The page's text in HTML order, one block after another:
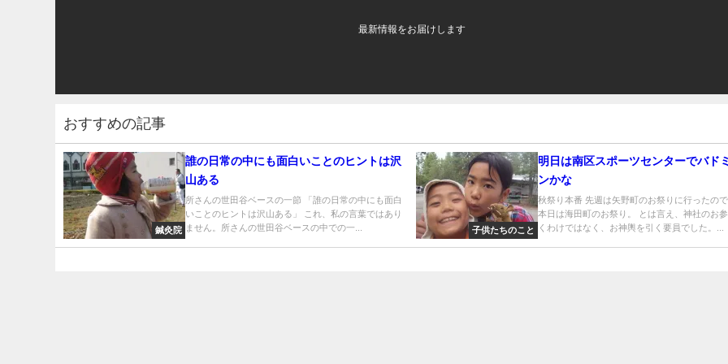
最新情報をお届けします
おすすめの記事
鍼灸院
誰の日常の中にも面白いことのヒントは沢
山ある
所さんの世田谷ベースの一節 「誰の日常の中にも面白
いことのヒントは沢山ある」 これ、私の言葉ではあり
ません。所さんの世田谷ベースの中での一...
子供たちのこと
明日は南区スポーツセンターでバド
ンかな
秋祭り本番 先週は矢野町のお祭りに行ったので
本日は海田町のお祭り。 とは言え、神社のお
くわけではなく、お神輿を引く要員でした。...